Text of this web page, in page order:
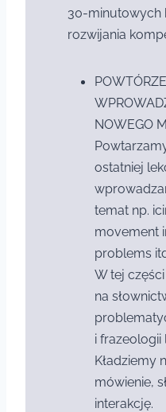
30-minutowych
rozwijania
NOWEGO
ostatniej
temat np.
movement
problems
W tej
na
i frazeologii
Kładziemy
mówienie,
interakcję.